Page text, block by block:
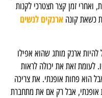
ואחרי זמן קצר תצטרכי לקנות
כשאת קונה ארנקים לנשים
להיות ארנק מותג שהוא אפילו
לעומת זאת את יכולה לראות
הוא פחות אופנתי. את צריכה
אופנתי, אבל רק אם את מתחברת